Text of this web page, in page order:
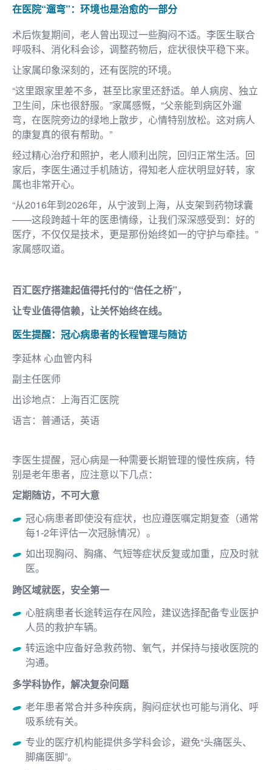
在医院“遛弯”：环境也是治愈的一部分
术后恢复期间，老人曾出现过一些胸闷不适。李医生联合
呼吸科、消化科会诊，调整药物后，症状很快平稳下来。
让家属印象深刻的，还有医院的环境。
“这里跟家里差不多，甚至比家里还舒适。单人病房、独立
卫生间，床也很舒服。”家属感慨，“父亲能到病区外遛
弯，在医院旁边的绿地上散步，心情特别放松。这对病人
的康复真的很有帮助。”
经过精心治疗和照护，老人顺利出院，回归正常生活。回
家后，李医生通过手机随访，得知老人症状明显好转，家
属也非常开心。
“从2016年到2026年，从宁波到上海，从支架到药物球囊
——这段跨越十年的医患情缘，让我们深深感受到：好的
医疗，不仅仅是技术，更是那份始终如一的守护与牵挂。”
家属感叹道。
百汇医疗搭建起值得托付的“信任之桥”，
让专业值得信赖，让关怀始终在线。
医生提醒： 冠心病患者的长程管理与随访
李延林 心血管内科
副主任医师
出诊地点：上海百汇医院
语言：普通话，英语
李医生提醒，冠心病是一种需要长期管理的慢性疾病，特
别是老年患者，应注意以下几点：
定期随访，不可大意
冠心病患者即使没有症状，也应遵医嘱定期复查（通常
每1-2年评估一次冠脉情况）。
如出现胸闷、胸痛、气短等症状反复或加重，应及时就
医。
跨区域就医，安全第一
心脏病患者长途转运存在风险，建议选择配备专业医护
人员的救护车辆。
转运途中应备好急救药物、氧气，并保持与接收医院的
沟通。
多学科协作，解决复杂问题
老年患者常合并多种疾病，胸闷症状也可能与消化、呼
吸系统有关。
专业的医疗机构能提供多学科会诊，避免“头痛医头、
脚痛医脚”。